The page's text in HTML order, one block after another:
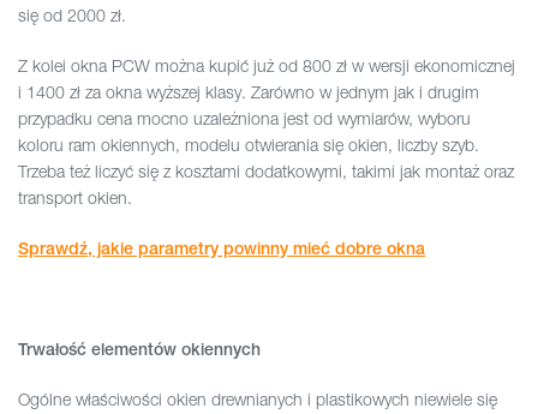
się od 2000 zł.
Z kolei okna PCW można kupić już od 800 zł w wersji ekonomicznej
i 1400 zł za okna wyższej klasy. Zarówno w jednym jak i drugim
przypadku cena mocno uzależniona jest od wymiarów, wyboru
koloru ram okiennych, modelu otwierania się okien, liczby szyb.
Trzeba też liczyć się z kosztami dodatkowymi, takimi jak montaż oraz
transport okien.
Sprawdź, jakie parametry powinny mieć dobre okna
Trwałość elementów okiennych
Ogólne właściwości okien drewnianych i plastikowych niewiele się